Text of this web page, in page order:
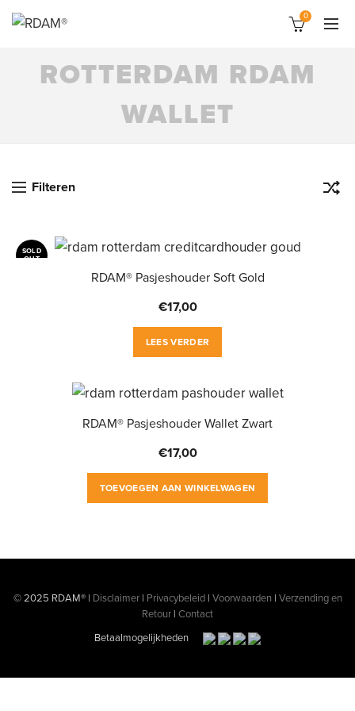
0
ROTTERDAM RDAM
WALLET
Filteren
SOLD
OUT
RDAM® Pasjeshouder Soft Gold
€17,00
LEES VERDER
RDAM® Pasjeshouder Wallet Zwart
€17,00
TOEVOEGEN AAN WINKELWAGEN
© 2025 RDAM® | Disclaimer| Privacybeleid| Voorwaarden | Verzending en
Retour | Contact
Betaalmogelijkheden